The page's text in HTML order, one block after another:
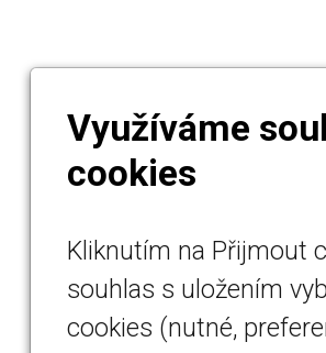
Využíváme
cookies
Kliknutím na Přijmout
souhlas s uložením
cookies (nutné,